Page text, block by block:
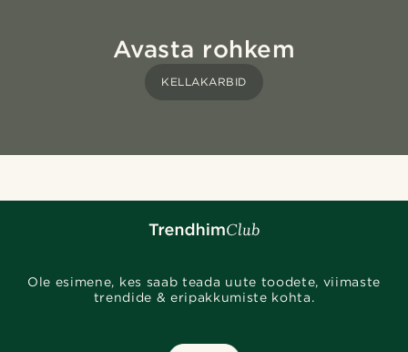
Avasta rohkem
KELLAKARBID
Ole esimene, kes saab teada uute toodete, viimaste
trendide & eripakkumiste kohta.